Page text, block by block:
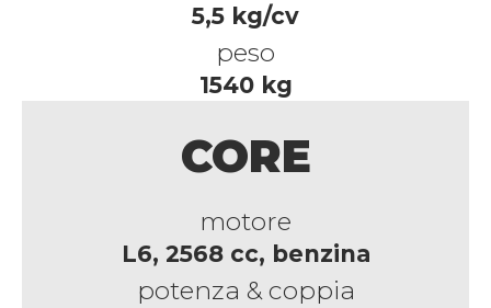
5,5 kg/cv
peso
1540 kg
CORE
motore
L6, 2568 cc, benzina
potenza & coppia